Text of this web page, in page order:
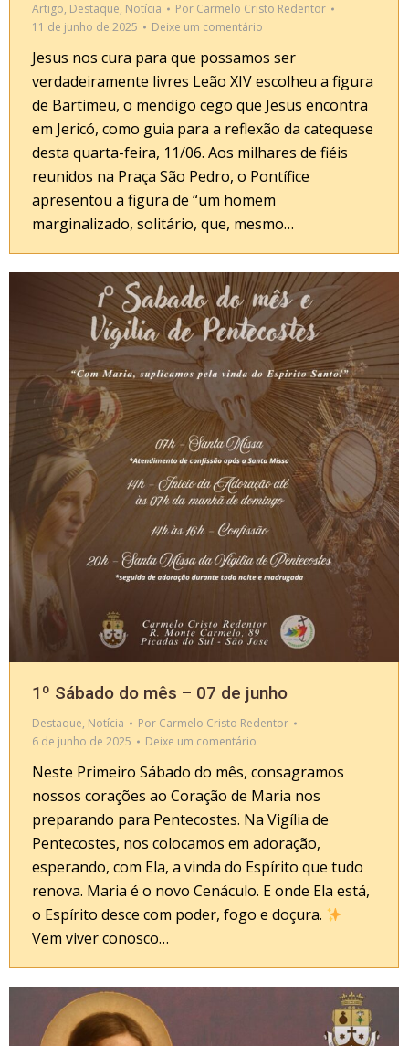
Artigo, Destaque, Notícia Por Carmelo Cristo Redentor
11 de junho de 2025
Deixe um comentário
Jesus nos cura para que possamos ser
verdadeiramente livres Leão XIV escolheu a figura
de Bartimeu, o mendigo cego que Jesus encontra
em Jericó, como guia para a reflexão da catequese
desta quarta-feira, 11/06. Aos milhares de fiéis
reunidos na Praça São Pedro, o Pontífice
apresentou a figura de “um homem
marginalizado, solitário, que, mesmo…
1º Sábado do mês – 07 de junho
Destaque, Notícia Por Carmelo Cristo Redentor
6 de junho de 2025
Deixe um comentário
Neste Primeiro Sábado do mês, consagramos
nossos corações ao Coração de Maria nos
preparando para Pentecostes. Na Vigília de
Pentecostes, nos colocamos em adoração,
esperando, com Ela, a vinda do Espírito que tudo
renova. Maria é o novo Cenáculo. E onde Ela está,
o Espírito desce com poder, fogo e doçura.
Vem viver conosco…